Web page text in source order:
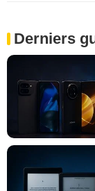
Derniers